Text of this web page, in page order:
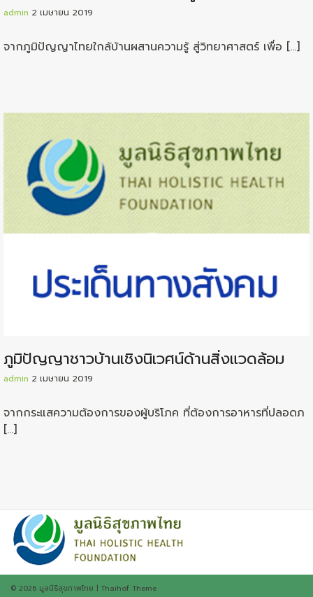
admin 2 เมษายน 2019
จากภูมิปัญญาไทยใกล้บ้านผสานความรู้ สู่วิทยาศาสตร์ เพื่อ […]
ภูมิปัญญาชาวบ้านเชิงนิเวศน์ด้านสิ่งแวดล้อม
admin 2 เมษายน 2019
จากกระแสความต้องการของผู้บริโภค ที่ต้องการอาหารที่ปลอดภ
[…]
© 2026 มูลนิธิสุขภาพไทย | Thaihof Theme